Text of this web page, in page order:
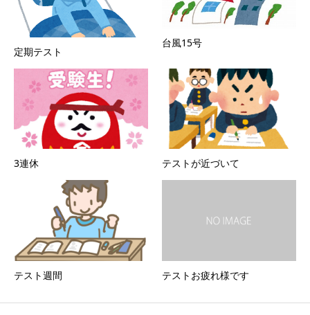
定期テスト
台風15号
3連休 テストが近づいて
テスト週間 テストお疲れ様です